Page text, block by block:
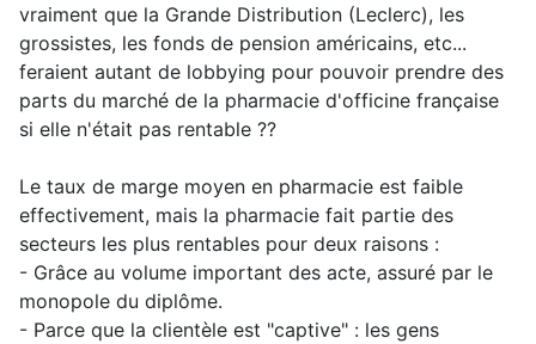
vraiment que la Grande Distribution (Leclerc), les
grossistes, les fonds de pension américains, etc...
feraient autant de lobbying pour pouvoir prendre des
parts du marché de la pharmacie d'officine française
si elle n'était pas rentable ??
Le taux de marge moyen en pharmacie est faible
effectivement, mais la pharmacie fait partie des
secteurs les plus rentables pour deux raisons :
- Grâce au volume important des acte, assuré par le
monopole du diplôme.
- Parce que la clientèle est "captive" : les gens